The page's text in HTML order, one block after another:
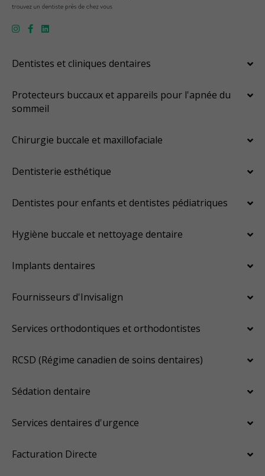
Dentistes et cliniques dentaires
Protecteurs buccaux et appareils pour l'apnée du
sommeil
Chirurgie buccale et maxillofaciale
Dentisterie esthétique
Dentistes pour enfants et dentistes pédiatriques
Hygiène buccale et nettoyage dentaire
Implants dentaires
Fournisseurs d'Invisalign
Services orthodontiques et orthodontistes
RCSD (Régime canadien de soins dentaires)
Sédation dentaire
Services dentaires d'urgence
Facturation Directe